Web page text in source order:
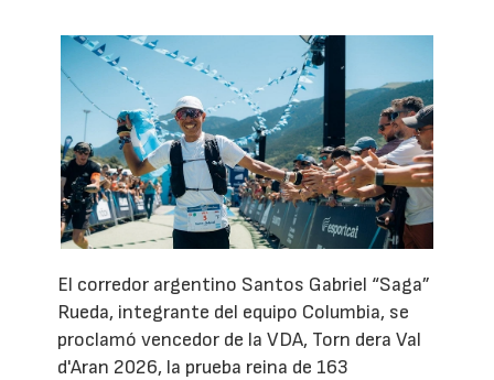
El corredor argentino Santos Gabriel “Saga”
Rueda, integrante del equipo Columbia, se
proclamó vencedor de la VDA, Torn dera Val
d'Aran 2026, la prueba reina de 163